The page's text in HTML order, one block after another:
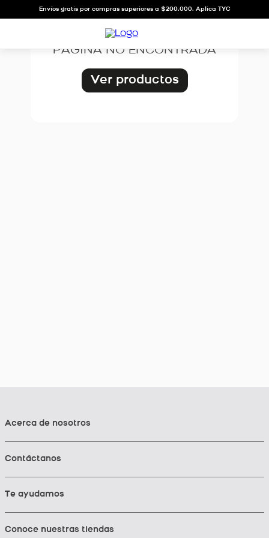
Envíos gratis por compras superiores a $200.000. Aplica TYC
OOPS!
PÁGINA NO ENCONTRADA
Ver productos
Acerca de nosotros
Contáctanos
Te ayudamos
Conoce nuestras tiendas